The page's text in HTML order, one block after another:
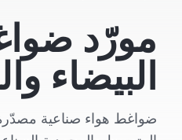
مورّد
البيضاء
ضواغط هواء صناعية